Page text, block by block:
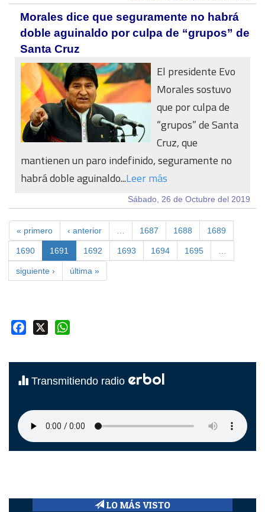
Morales dice que seguramente no habrá
doble aguinaldo por culpa de “grupos” de
Santa Cruz
El presidente Evo
Morales sostuvo
que por culpa de
“grupos” de Santa
Cruz, que
mantienen un paro indefinido, seguramente no
habrá doble aguinaldo...Leer más
Sábado, 26 de Octubre del 2019
« primero ‹ anterior 1687 1688 1689
1690 1691 1692 1693 1694 1695
siguiente › última »
Facebook
Transmitiendo radio erbol
LO MÁS VISTO